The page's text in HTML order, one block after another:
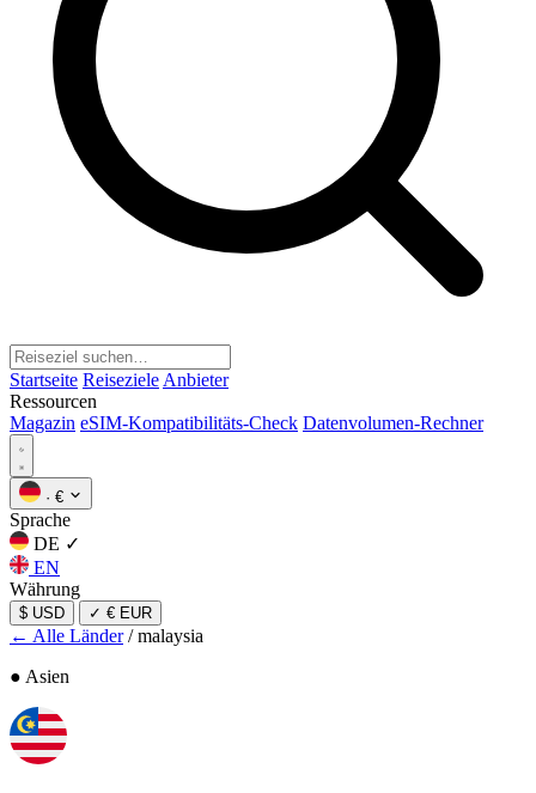
Startseite Reiseziele Anbieter
Ressourcen
Magazin eSIM-Kompatibilitäts-Check Datenvolumen-Rechner
· €
Sprache
DE ✓
EN
Währung
$ USD ✓ € EUR
← Alle Länder / malaysia
● Asien